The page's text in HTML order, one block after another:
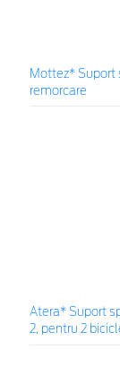
Mottez* Suport
remorcare
Atera* Suport
2, pentru 2